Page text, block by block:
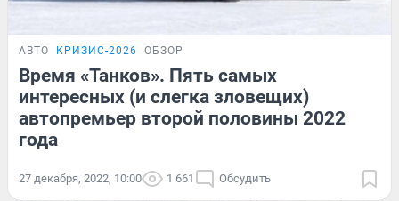
АВТО КРИЗИС-2026 ОБЗОР
Время «Танков». Пять самых
интересных (и слегка зловещих)
автопремьер второй половины 2022
года
27 декабря, 2022, 10:00 1 661 Обсудить